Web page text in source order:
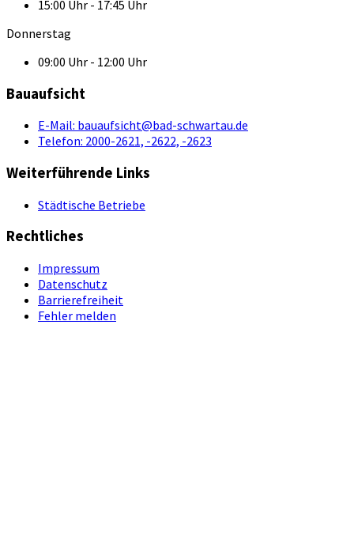
15:00 Uhr - 17:45 Uhr
Donnerstag
09:00 Uhr - 12:00 Uhr
Bauaufsicht
E-Mail: bauaufsicht@bad-schwartau.de
Telefon: 2000-2621, -2622, -2623
Weiterführende Links
Städtische Betriebe
Rechtliches
Impressum
Datenschutz
Barrierefreiheit
Fehler melden